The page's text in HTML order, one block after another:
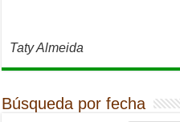
Taty Almeida
Búsqueda por fecha